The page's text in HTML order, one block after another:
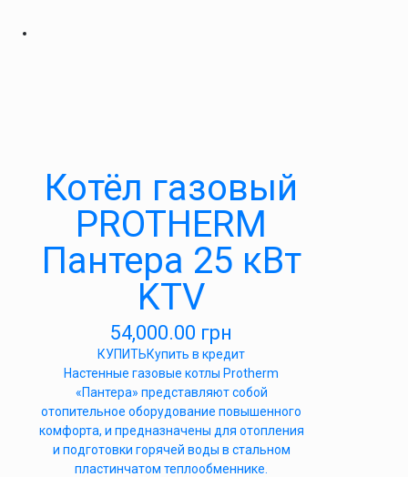
Котёл газовый
PROTHERM
Пантера 25 кВт
KTV
54,000.00 грн
КУПИТЬКупить в кредит
Настенные газовые котлы Protherm
«Пантера» представляют собой
отопительное оборудование повышенного
комфорта, и предназначены для отопления
и подготовки горячей воды в стальном
пластинчатом теплообменнике.